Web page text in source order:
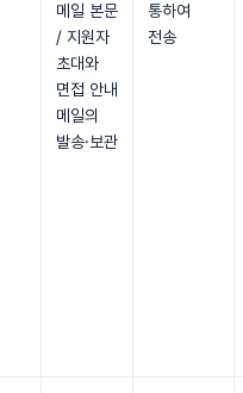
메일 본문
/ 지원자
초대와
면접 안내
메일의
발송·보관
통하여
전송